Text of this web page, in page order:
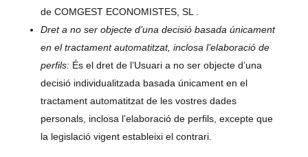
de COMGEST ECONOMISTES, SL
Dret a no ser objecte d’una decisió basada únicament
en el tractament automatitzat, inclosa l’elaboració de
perfils: És el dret de l’Usuari a no ser objecte d’una
decisió individualitzada basada únicament en el
tractament automatitzat de les vostres dades
personals, inclosa l’elaboració de perfils, excepte que
la legislació vigent estableixi el contrari.